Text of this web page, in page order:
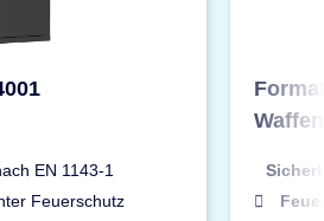
EN 1143-1
Feuerschutz